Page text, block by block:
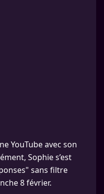
YouTube avec son
Sophie s’est
sans filtre
8 février.